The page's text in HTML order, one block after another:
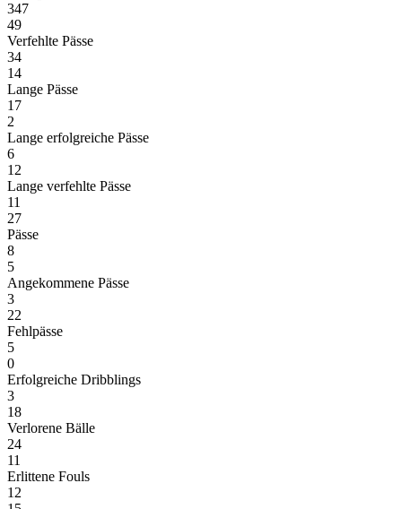
347
49
Verfehlte Pässe
34
14
Lange Pässe
17
2
Lange erfolgreiche Pässe
6
12
Lange verfehlte Pässe
11
27
Pässe
8
5
Angekommene Pässe
3
22
Fehlpässe
5
0
Erfolgreiche Dribblings
3
18
Verlorene Bälle
24
11
Erlittene Fouls
12